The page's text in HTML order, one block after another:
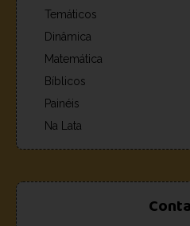
Temáticos
Dinâmica
Matemática
Bíblicos
Painéis
Na Lata